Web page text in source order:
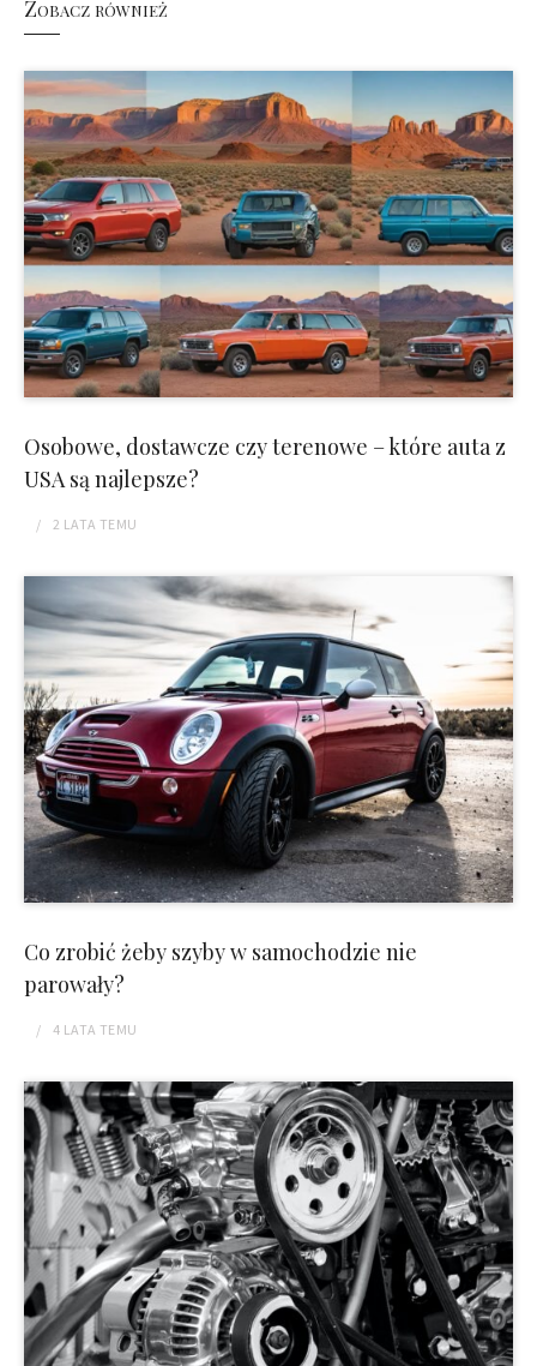
Zobacz również
Osobowe, dostawcze czy terenowe – które auta z
USA są najlepsze?
2 LATA TEMU
Co zrobić żeby szyby w samochodzie nie
parowały?
4 LATA TEMU